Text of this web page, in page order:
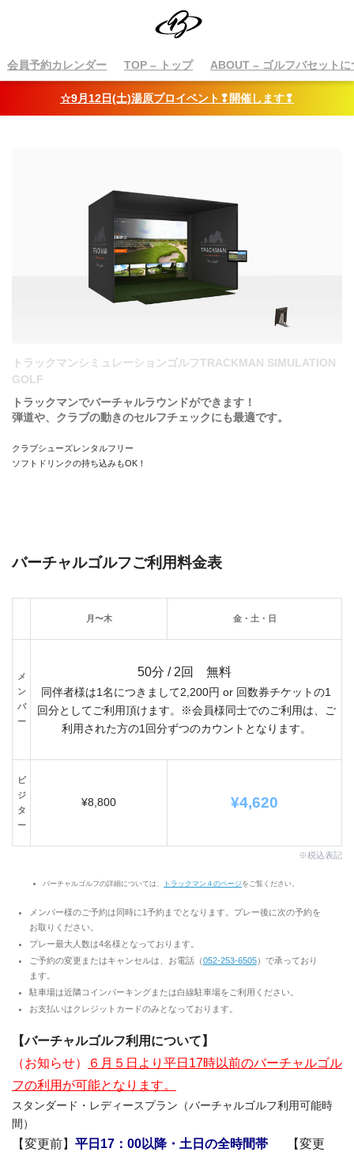
会員予約カレンダー TOP – トップ ABOUT – ゴルフバセットに
☆9月12日(土)湯原プロイベント❢開催します❢
トラックマンシミュレーションゴルフTRACKMAN SIMULATION
GOLF
トラックマンでバーチャルラウンドができます！
弾道や、クラブの動きのセルフチェックにも最適です。
クラブシューズレンタルフリー
ソフトドリンクの持ち込みもOK！
バーチャルゴルフご利用料金表
月〜木 金・土・日
メ
ン
バ
ー
50分 / 2回 無料
同伴者様は1名につきまして2,200円 or 回数券チケットの1
回分としてご利用頂けます。※会員様同士でのご利用は、ご
利用された方の1回分ずつのカウントとなります。
ビ
ジ
タ
ー
¥8,800 ¥4,620
※税込表記
バーチャルゴルフの詳細については、 トラックマン４のページをご覧ください。
メンバー様のご予約は同時に1予約までとなります。プレー後に次の予約を
お取りください。
プレー最大人数は4名様となっております。
ご予約の変更またはキャンセルは、お電話（052-253-6505）で承っており
ます。
駐車場は近隣コインパーキングまたは白線駐車場をご利用ください。
お支払いはクレジットカードのみとなっております。
【バーチャルゴルフ利用について】
（お知らせ）
６月５日より平日17時以前のバーチャルゴル
フの利用が可能となります。
スタンダード・レディースプラン（バーチャルゴルフ利用可能時
間）
【変更前】 平日17：00以降・土日の全時間帯
【変更